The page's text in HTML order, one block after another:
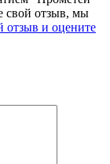
свой отзыв, мы
отзыв и оцените